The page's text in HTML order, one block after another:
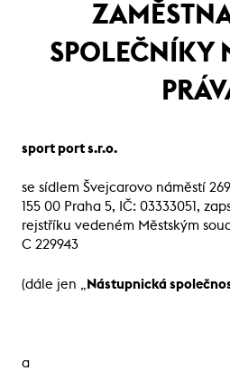
SPOLEČNÍKY
sport port s.r.o.
se sídlem Švejcarovo náměstí
155 00 Praha 5, IČ: 03333051,
rejstříku vedeném Městským
C 229943
(dále jen „ Nástupnická
a